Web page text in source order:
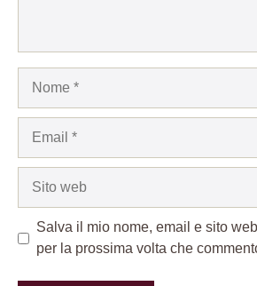
Salva il mio nome, email e sito
per la prossima volta che